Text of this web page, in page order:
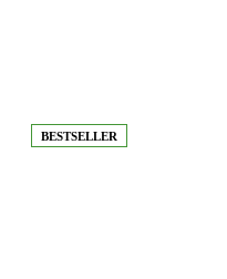
BESTSELLER